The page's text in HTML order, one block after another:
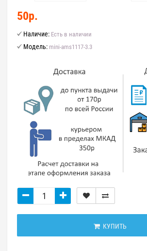
50р.
Наличие: Есть в наличии
Модель: mini-ams1117-3.3
КУПИТЬ